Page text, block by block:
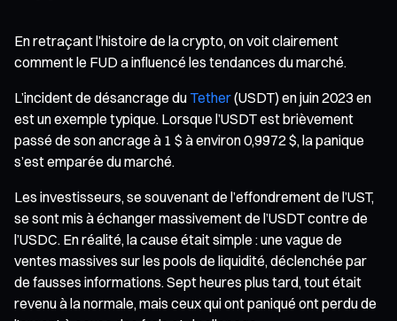
En retraçant l’histoire de la crypto, on voit clairement
comment le FUD a influencé les tendances du marché.
L’incident de désancrage du Tether(USDT) en juin 2023 en
est un exemple typique. Lorsque l’USDT est brièvement
passé de son ancrage à 1 $ à environ 0,9972 $, la panique
s’est emparée du marché.
Les investisseurs, se souvenant de l’effondrement de l’UST,
se sont mis à échanger massivement de l’USDT contre de
l’USDC. En réalité, la cause était simple : une vague de
ventes massives sur les pools de liquidité, déclenchée par
de fausses informations. Sept heures plus tard, tout était
revenu à la normale, mais ceux qui ont paniqué ont perdu de